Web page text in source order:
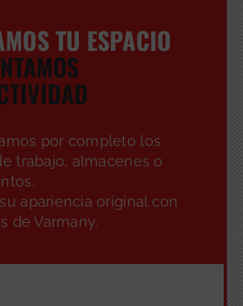
TU ESPACIO
por completo los
trabajo, almacenes o
apariencia original con
de Varmany.